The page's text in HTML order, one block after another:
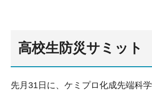
高校生防災サミット
先月31日に、ケミプロ化成先端科